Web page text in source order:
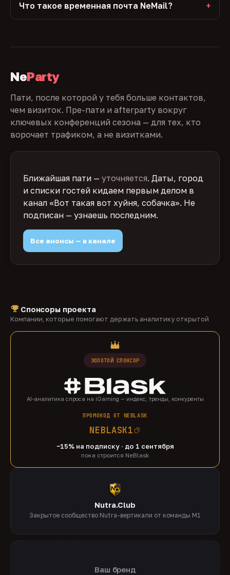
Что такое временная почта NeMail?
NeParty
Пати, после которой у тебя больше контактов,
чем визиток. Пре-пати и afterparty вокруг
ключевых конференций сезона — для тех, кто
ворочает трафиком, а не визитками.
Ближайшая пати — уточняется. Даты, город
и списки гостей кидаем первым делом в
канал «Вот такая вот хуйня, собачка». Не
подписан — узнаешь последним.
Все анонсы — в канале
Спонсоры проекта
Компании, которые помогают держать аналитику открытой
ЗОЛОТОЙ СПОНСОР
AI-аналитика спроса на iGaming — индекс, тренды, конкуренты
ПРОМОКОД ОТ NEBLASK
NEBLASK1
−15% на подписку · до 1 сентября
пока строится NeBlask
Nutra.Club
Закрытое сообщество Nutra-вертикали от команды M1
Ваш бренд